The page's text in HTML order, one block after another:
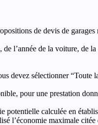
de devis de
l’année de la voiture, de
devez sélectionner “Toute
pour une prestation
calculée en
l’économie maximale